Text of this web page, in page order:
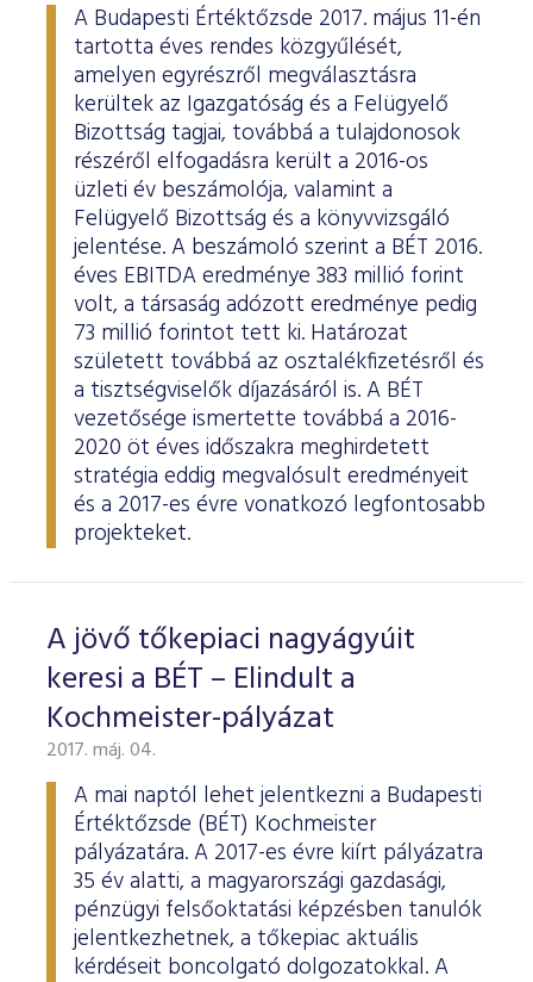
A Budapesti Értéktőzsde 2017. május 11-én
tartotta éves rendes közgyűlését,
amelyen egyrészről megválasztásra
kerültek az Igazgatóság és a Felügyelő
Bizottság tagjai, továbbá a tulajdonosok
részéről elfogadásra került a 2016-os
üzleti év beszámolója, valamint a
Felügyelő Bizottság és a könyvvizsgáló
jelentése. A beszámoló szerint a BÉT 2016.
éves EBITDA eredménye 383 millió forint
volt, a társaság adózott eredménye pedig
73 millió forintot tett ki. Határozat
született továbbá az osztalékfizetésről és
a tisztségviselők díjazásáról is. A BÉT
vezetősége ismertette továbbá a 2016-
2020 öt éves időszakra meghirdetett
stratégia eddig megvalósult eredményeit
és a 2017-es évre vonatkozó legfontosabb
projekteket.
A jövő tőkepiaci nagyágyúit
keresi a BÉT – Elindult a
Kochmeister-pályázat
2017. máj. 04.
A mai naptól lehet jelentkezni a Budapesti
Értéktőzsde (BÉT) Kochmeister
pályázatára. A 2017-es évre kiírt pályázatra
35 év alatti, a magyarországi gazdasági,
pénzügyi felsőoktatási képzésben tanulók
jelentkezhetnek, a tőkepiac aktuális
kérdéseit boncolgató dolgozatokkal. A